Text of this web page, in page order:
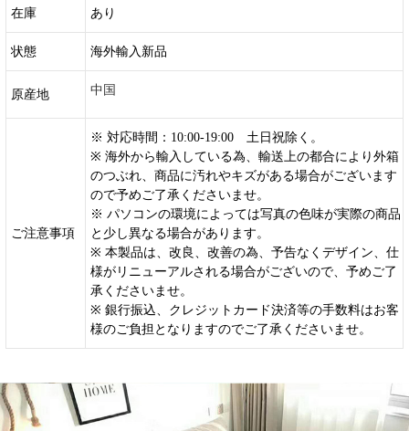
在庫 あり
状態 海外輸入新品
原産地 中国
ご注意事項
※ 対応時間：10:00-19:00 土日祝除く。
※ 海外から輸入している為、輸送上の都合により外箱
のつぶれ、商品に汚れやキズがある場合がございます
ので予めご了承くださいませ。
※ パソコンの環境によっては写真の色味が実際の商品
と少し異なる場合があります。
※ 本製品は、改良、改善の為、予告なくデザイン、仕
様がリニューアルされる場合がございので、予めご了
承くださいませ。
※ 銀行振込、クレジットカード決済等の手数料はお客
様のご負担となりますのでご了承くださいませ。